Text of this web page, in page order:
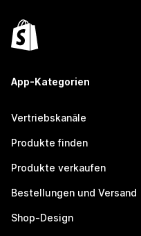
App-Kategorien
Vertriebskanäle
Produkte finden
Produkte verkaufen
Bestellungen und Versand
Shop-Design